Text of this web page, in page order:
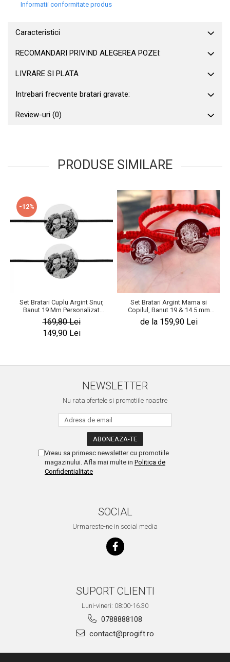
Informatii conformitate produs
Caracteristici
RECOMANDARI PRIVIND ALEGEREA POZEI:
LIVRARE SI PLATA
Intrebari frecvente bratari gravate:
Review-uri (0)
PRODUSE SIMILARE
-12%
Set Bratari Cuplu Argint Snur,
Banut 19 Mm Personalizat
Gravura cu Fotografie Argint 925
169,80 Lei
149,90 Lei
Set Bratari Argint Mama si
Copilul, Banut 19 & 14.5 mm
Personalizat Gravura Foto
de la 159,90 Lei
NEWSLETTER
Nu rata ofertele si promotiile noastre
Vreau sa primesc newsletter cu promotiile
magazinului. Afla mai multe in Politica de
Confidentialitate
SOCIAL
Urmareste-ne in social media
SUPORT CLIENTI
Luni-vineri: 08:00-16.30
0788888108
contact@progift.ro